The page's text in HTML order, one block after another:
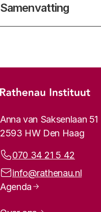
Samenvatting
Footer-menu
Rathenau logo, naar de
Contactinformatie
Anna van Saksenlaan 51
2593 HW Den Haag
Telefoonnummer:
070 34 21 5 42
E-mailadres:
info@rathenau.nl
Paginanavigatie
Agenda